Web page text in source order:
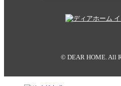
© DEAR HOME. All